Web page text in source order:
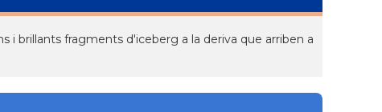
i brillants fragments d'iceberg a la deriva que arriben a